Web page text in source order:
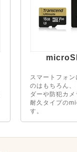
スマートフォ
のはもちろん、
ダーや防犯カ
耐久タイプの
す。